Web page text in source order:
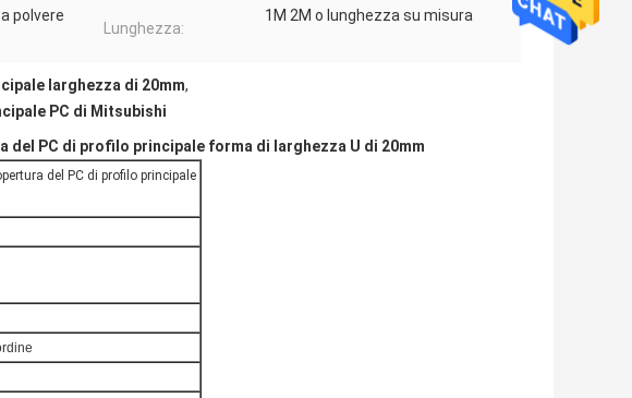
polvere
Lunghezza:
1M 2M o lunghezza su misura
larghezza di 20mm,
PC di Mitsubishi
del PC di profilo principale forma di larghezza U di 20mm
del PC di profilo principale